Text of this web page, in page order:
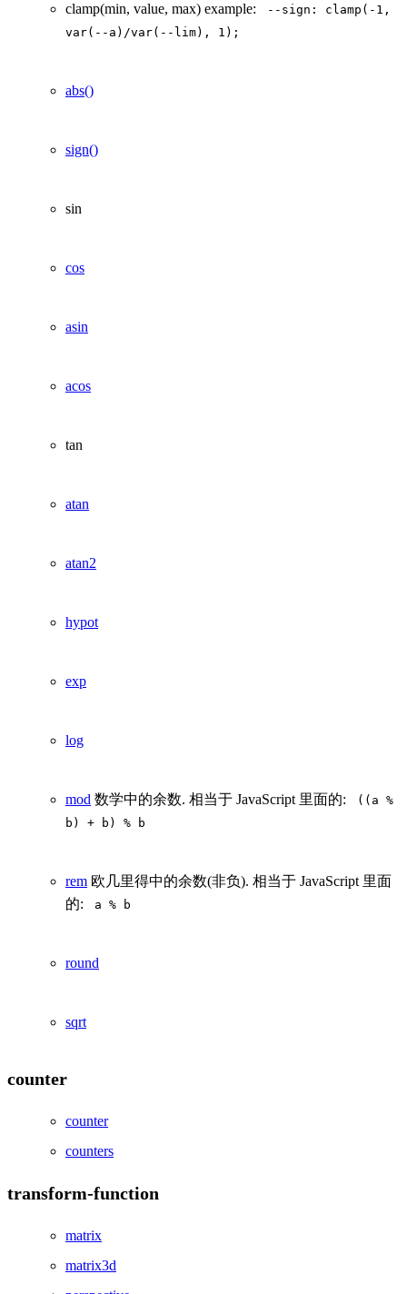
clamp(min, value, max) example:
--sign: clamp(-1,
var(--a)/var(--lim), 1);
abs()
sign()
sin
cos
asin
acos
tan
atan
atan2
hypot
exp
log
mod 数学中的余数. 相当于 JavaScript 里面的:
((a %
b) + b) % b
rem 欧几里得中的余数(非负). 相当于 JavaScript 里面
的:
a % b
round
sqrt
counter
counter
counters
transform-function
matrix
matrix3d